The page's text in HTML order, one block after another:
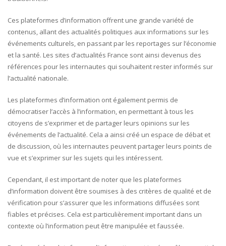
Ces plateformes d’information offrent une grande variété de
contenus, allant des actualités politiques aux informations sur les
événements culturels, en passant par les reportages sur l’économie
et la santé. Les sites d’actualités France sont ainsi devenus des
références pour les internautes qui souhaitent rester informés sur
l’actualité nationale.
Les plateformes d’information ont également permis de
démocratiser l’accès à l’information, en permettant à tous les
citoyens de s’exprimer et de partager leurs opinions sur les
événements de l’actualité. Cela a ainsi créé un espace de débat et
de discussion, où les internautes peuvent partager leurs points de
vue et s’exprimer sur les sujets qui les intéressent.
Cependant, il est important de noter que les plateformes
d’information doivent être soumises à des critères de qualité et de
vérification pour s’assurer que les informations diffusées sont
fiables et précises. Cela est particulièrement important dans un
contexte où l’information peut être manipulée et faussée.